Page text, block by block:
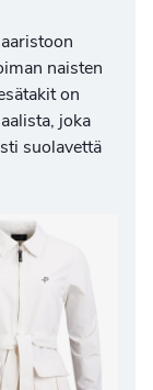
naisten
on
joka
suolavettä